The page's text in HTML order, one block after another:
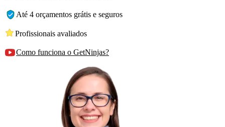
Até 4 orçamentos grátis e seguros
Profissionais avaliados
Como funciona o GetNinjas?